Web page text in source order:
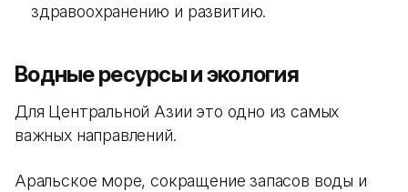
здравоохранению и развитию.
Водные ресурсы и экология
Для Центральной Азии это одно из самых
важных направлений.
Аральское море, сокращение запасов воды и